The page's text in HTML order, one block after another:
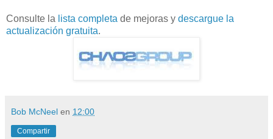
Consulte la lista completa de mejoras y descargue la
actualización gratuita.
Bob McNeel en 12:00
Compartir